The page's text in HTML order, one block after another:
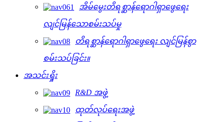
အိမ်မွေးတိရစ္ဆာန်ရောဂါရှာဖွေရေး
လျင်မြန်သောစမ်းသပ်မှု
တိရစ္ဆာန်ရောဂါရှာဖွေရေး လျင်မြန်စွာ
စမ်းသပ်ခြင်း။
အသင်းရှိုး
R&D အဖွဲ့
ထုတ်လုပ်ရေးအဖွဲ့